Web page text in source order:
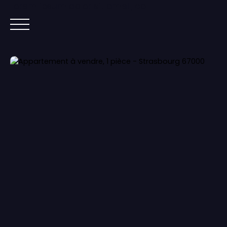
ACCUEIL ACHETER IMMOBILIER NEUF